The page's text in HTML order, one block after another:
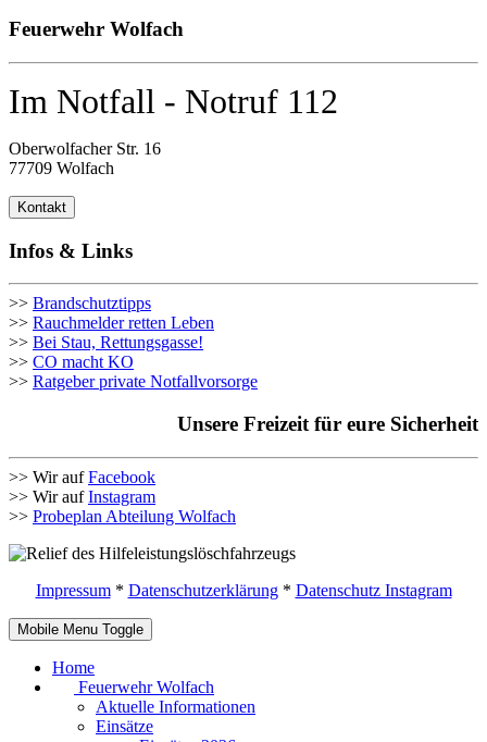
Feuerwehr Wolfach
Im Notfall - Notruf 112
Oberwolfacher Str. 16
77709 Wolfach
Kontakt
Infos & Links
>> Brandschutztipps
>> Rauchmelder retten Leben
>> Bei Stau, Rettungsgasse!
>> CO macht KO
>> Ratgeber private Notfallvorsorge
Unsere Freizeit für eure Sicherheit
>> Wir aufFacebook
>> Wir aufInstagram
>> Probeplan Abteilung Wolfach
Impressum* Datenschutzerklärung* Datenschutz Instagram
Mobile Menu Toggle
Home
Feuerwehr Wolfach
Aktuelle Informationen
Einsätze